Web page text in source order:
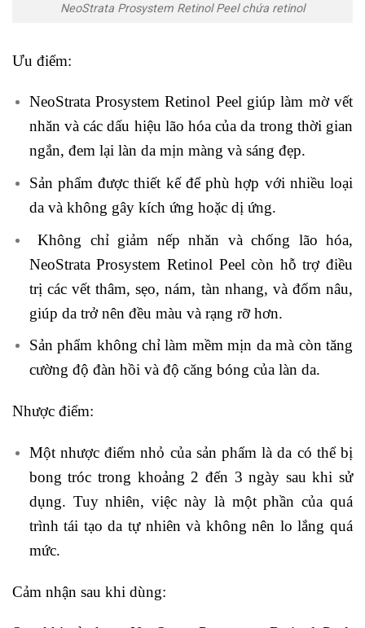
NeoStrata Prosystem Retinol Peel chứa retinol
Ưu điểm:
NeoStrata Prosystem Retinol Peel giúp làm mờ vết
nhăn và các dấu hiệu lão hóa của da trong thời gian
ngắn, đem lại làn da mịn màng và sáng đẹp.
Sản phẩm được thiết kế để phù hợp với nhiều loại
da và không gây kích ứng hoặc dị ứng.
Không chỉ giảm nếp nhăn và chống lão hóa,
NeoStrata Prosystem Retinol Peel còn hỗ trợ điều
trị các vết thâm, sẹo, nám, tàn nhang, và đốm nâu,
giúp da trở nên đều màu và rạng rỡ hơn.
Sản phẩm không chỉ làm mềm mịn da mà còn tăng
cường độ đàn hồi và độ căng bóng của làn da.
Nhược điểm:
Một nhược điểm nhỏ của sản phẩm là da có thể bị
bong tróc trong khoảng 2 đến 3 ngày sau khi sử
dụng. Tuy nhiên, việc này là một phần của quá
trình tái tạo da tự nhiên và không nên lo lắng quá
mức.
Cảm nhận sau khi dùng: